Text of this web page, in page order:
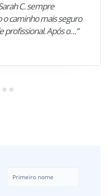
C. sempre
caminho mais seguro
profissional. Após o…”